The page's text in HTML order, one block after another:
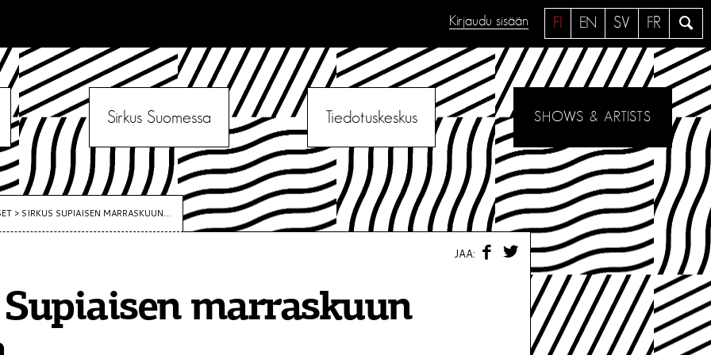
a
e
FI EN SV FR
Kirjaudu sisään
Sirkus Suomessa Tiedotuskeskus SHOWS & ARTISTS
> SIRKUS SUPIAISEN MARRASKUUN...
marraskuun
JAA:
F
W